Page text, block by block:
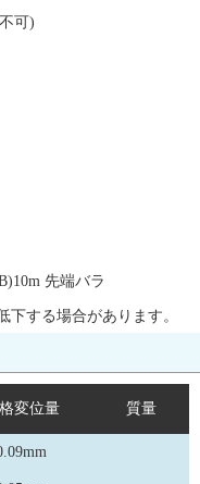
可)
先端バラ
する場合があります。
変位量 質量